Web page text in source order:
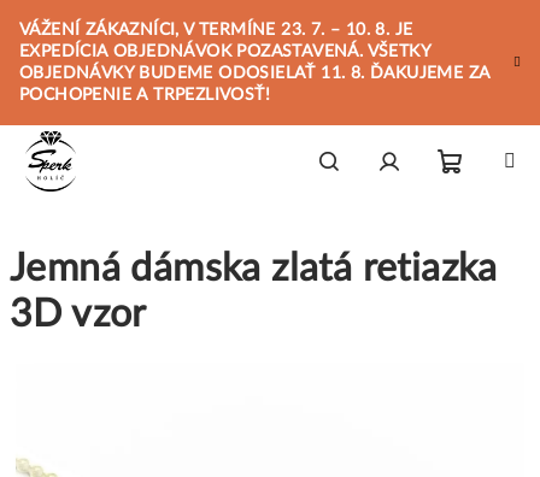
obsah
VÁŽENÍ ZÁKAZNÍCI, V TERMÍNE 23. 7. – 10. 8. JE
EXPEDÍCIA OBJEDNÁVOK POZASTAVENÁ. VŠETKY
OBJEDNÁVKY BUDEME ODOSIELAŤ 11. 8. ĎAKUJEME ZA
POCHOPENIE A TRPEZLIVOSŤ!
košík
Jemná dámska zlatá retiazka
3D vzor